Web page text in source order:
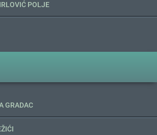
POLJE
GRADAC